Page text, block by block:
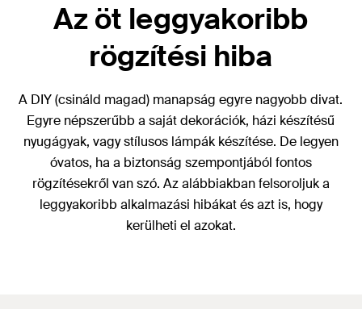
Az öt leggyakoribb
rögzítési hiba
A DIY (csináld magad) manapság egyre nagyobb divat.
Egyre népszerűbb a saját dekorációk, házi készítésű
nyugágyak, vagy stílusos lámpák készítése. De legyen
óvatos, ha a biztonság szempontjából fontos
rögzítésekről van szó. Az alábbiakban felsoroljuk a
leggyakoribb alkalmazási hibákat és azt is, hogy
kerülheti el azokat.